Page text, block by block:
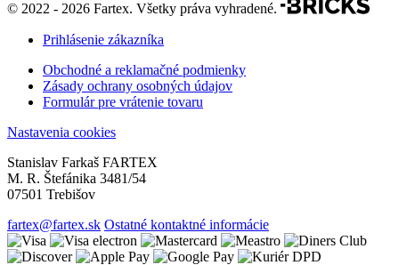
© 2022 - 2026 Fartex. Všetky práva vyhradené.
Prihlásenie zákazníka
Obchodné a reklamačné podmienky
Zásady ochrany osobných údajov
Formulár pre vrátenie tovaru
Nastavenia cookies
Stanislav Farkaš FARTEX
M. R. Štefánika 3481/54
07501 Trebišov
fartex@fartex.sk Ostatné kontaktné informácie